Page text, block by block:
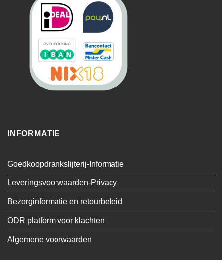
INFORMATIE
Goedkoopdrankslijterij-Informatie
Leveringsvoorwaarden-Privacy
Bezorginformatie en retourbeleid
ODR platform voor klachten
Algemene voorwaarden